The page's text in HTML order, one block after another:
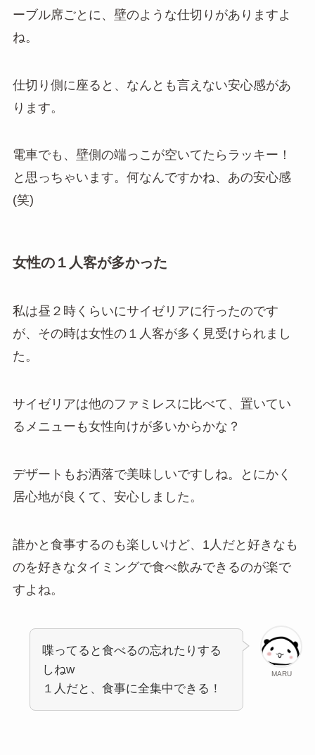
ーブル席ごとに、壁のような仕切りがありますよ
ね。
仕切り側に座ると、なんとも言えない安心感があ
ります。
電車でも、壁側の端っこが空いてたらラッキー！
と思っちゃいます。何なんですかね、あの安心感
(笑)
女性の１人客が多かった
私は昼２時くらいにサイゼリアに行ったのです
が、その時は女性の１人客が多く見受けられまし
た。
サイゼリアは他のファミレスに比べて、置いてい
るメニューも女性向けが多いからかな？
デザートもお洒落で美味しいですしね。とにかく
居心地が良くて、安心しました。
誰かと食事するのも楽しいけど、1人だと好きなも
のを好きなタイミングで食べ飲みできるのが楽で
すよね。
MARU
喋ってると食べるの忘れたりする
しねw
１人だと、食事に全集中できる！